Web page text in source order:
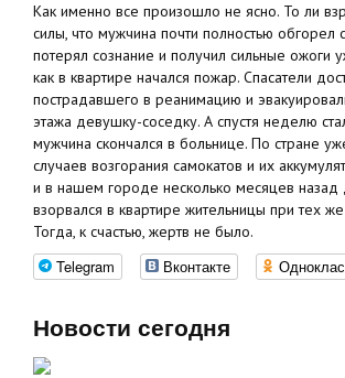
Как именно все произошло не ясно. То ли
силы, что мужчина почти полностью обгорел
потерял сознание и получил сильные ожоги
как в квартире начался пожар. Спасатели
пострадавшего в реанимацию и
этажа девушку-соседку. А спустя неделю
мужчина скончался в больнице. По стране
случаев возгорания самокатов и их
и в нашем городе несколько месяцев назад
взорвался в квартире жительницы при тех же
Тогда, к счастью, жертв не было.
Telegram Вконтакте
Новости сегодня